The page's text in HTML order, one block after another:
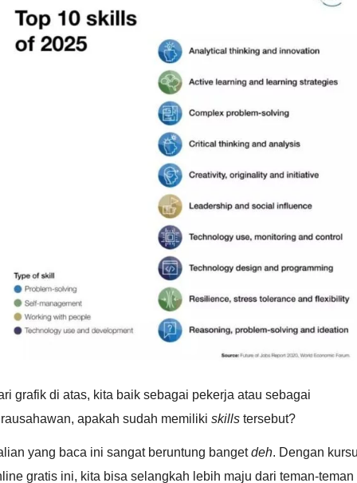
grafik di atas, kita baik sebagai pekerja atau sebagai
apakah sudah memiliki skills tersebut?
yang baca ini sangat beruntung bangetdeh. Dengan
gratis ini, kita bisa selangkah lebih maju dari teman-teman